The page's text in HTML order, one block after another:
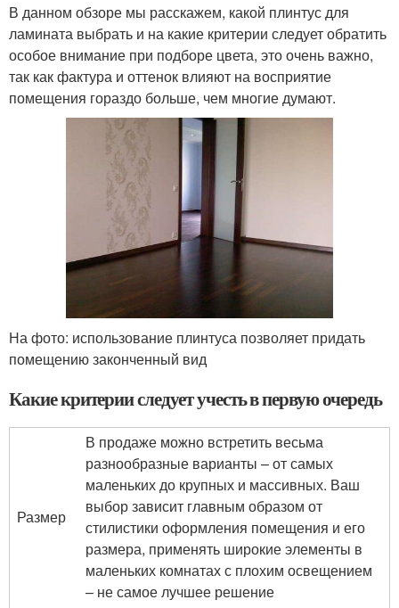
В данном обзоре мы расскажем, какой плинтус для
ламината выбрать и на какие критерии следует обратить
особое внимание при подборе цвета, это очень важно,
так как фактура и оттенок влияют на восприятие
помещения гораздо больше, чем многие думают.
На фото: использование плинтуса позволяет придать
помещению законченный вид
Какие критерии следует учесть в первую очередь
Размер
В продаже можно встретить весьма
разнообразные варианты – от самых
маленьких до крупных и массивных. Ваш
выбор зависит главным образом от
стилистики оформления помещения и его
размера, применять широкие элементы в
маленьких комнатах с плохим освещением
– не самое лучшее решение